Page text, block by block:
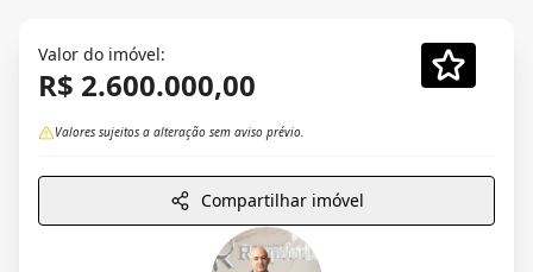
Valor do imóvel:
R$ 2.600.000,00
Valores sujeitos a alteração sem aviso prévio.
Compartilhar imóvel